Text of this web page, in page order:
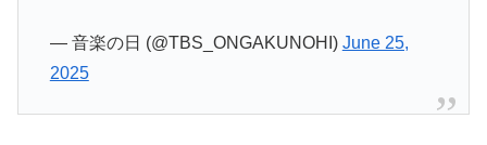
— 音楽の日 (@TBS_ONGAKUNOHI) June 25,
2025